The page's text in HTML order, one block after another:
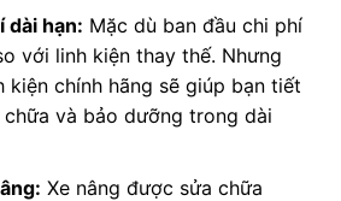
dài hạn: Mặc dù ban đầu chi phí
với linh kiện thay thế. Nhưng
kiện chính hãng sẽ giúp bạn tiết
và bảo dưỡng trong dài
Xe nâng được sửa chữa